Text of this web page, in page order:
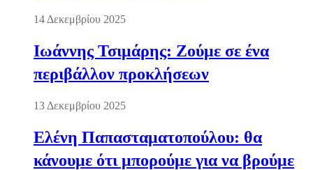
14 Δεκεμβρίου 2025
Ιωάννης Τσιμάρης: Ζούμε σε ένα
περιβάλλον προκλήσεων
13 Δεκεμβρίου 2025
Ελένη Παπασταματοπούλου: θα
κάνουμε ότι μπορούμε για να βρούμε